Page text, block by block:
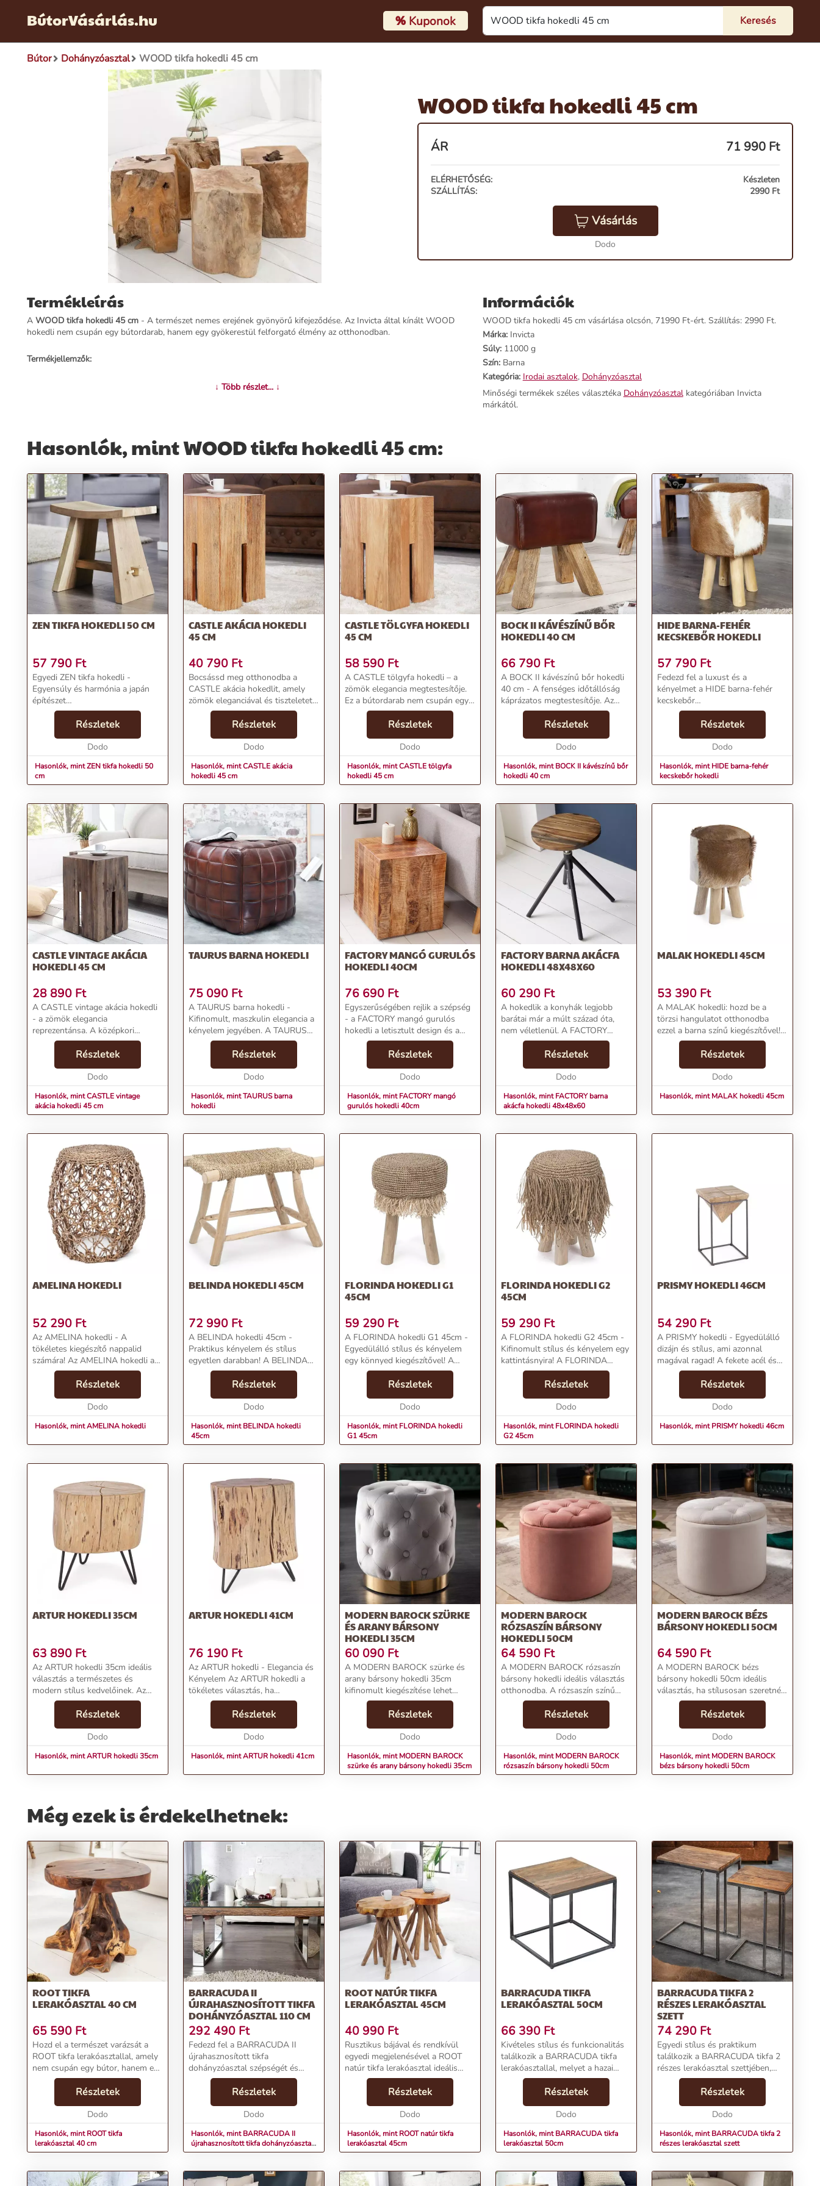
BútorVásárlás.hu %Kuponok
Bútor Dohányzóasztal WOOD tikfa hokedli 45 cm
WOOD tikfa hokedli 45 cm
ÁR 71 990 Ft
ELÉRHETŐSÉG:
Készleten
SZÁLLÍTÁS:
2990 Ft
Vásárlás
Dodo
Termékleírás
A WOOD tikfa hokedli 45 cm - A természet nemes erejének gyönyörű kifejeződése. Az Invicta által kínált WOOD
hokedli nem csupán egy bútordarab, hanem egy gyökerestül felforgató élmény az otthonodban.
Termékjellemzők:
Szín:Barna
Szállítási díj:2990 Ft
Előnyök:
Rusztikus esztétika:A kiszámíthatatlan rusztikusság egyedi és felejthetetlen szobabútorként jelenik meg.
Többfunkciós:Nemcsak lábtartóként, de egyedülálló dohányzóasztalként és dekorációként is szolgálhat.
Univerzális alkalmazhatóság:
Kiválóan illeszkedik a nappaliba, hálószobába, irodába vagy akár az előszobába.
Rendeld meg most, és engedd, hogy a WOOD tikfa hokedli új dimenzióba helyezze otthonodat, egy olyan helyre,
ahol a természetes szépség és funkcionalitás találkozik.
További információk>>
↓ Több részlet... ↓
Információk
WOOD tikfa hokedli 45 cm vásárlása olcsón, 71990 Ft-ért. Szállítás: 2990 Ft.
Márka:Invicta
Súly:11000 g
Szín:Barna
Kategória: Irodai asztalok, Dohányzóasztal
Minőségi termékek széles választéka Dohányzóasztalkategóriában Invicta
márkától.
Hasonlók, mint WOOD tikfa hokedli 45 cm:
ZEN TIKFA HOKEDLI 50 CM
57 790 Ft
Egyedi ZEN tikfa hokedli -
Egyensúly és harmónia a japán
építészet
jegyébenTermékjellemzők:Név:
ZEN tikfa hokedli 50 cmÁr: 49390
FtMárka: InvictaKategória: Fotel és
ülõkeTömeg: 9200 gSzín:
Részletek
Dodo
Hasonlók, mint ZEN tikfa hokedli 50
cm
CASTLE AKÁCIA HOKEDLI
45 CM
40 790 Ft
Bocsássd meg otthonodba a
CASTLE akácia hokedlit, amely
zömök eleganciával és tiszteletet
parancsoló jelenléttel rendelkezik.
A középkori bástyák szigorúságát
idéző homogén akácia felületet
Részletek
Dodo
Hasonlók, mint CASTLE akácia
hokedli 45 cm
CASTLE TÖLGYFA HOKEDLI
45 CM
58 590 Ft
A CASTLE tölgyfa hokedli – a
zömök elegancia megtestesítője.
Ez a bútordarab nem csupán egy
ülőalkalmatosság, hanem egy
középkori bástya erejét és stílusát
hozza el otthonodba. A homogén
Részletek
Dodo
Hasonlók, mint CASTLE tölgyfa
hokedli 45 cm
BOCK II KÁVÉSZÍNŰ BŐR
HOKEDLI 40 CM
66 790 Ft
A BOCK II kávészínű bőr hokedli
40 cm - A fenséges időtállóság
káprázatos megtestesítője. Az
Invicta márkával megérkezett
BOCK II hokedli a kortalan
elegancia és a kivételes kényelem
tökéletes szimbió...
Részletek
Dodo
Hasonlók, mint BOCK II kávészínű bőr
hokedli 40 cm
HIDE BARNA-FEHÉR
KECSKEBŐR HOKEDLI
57 790 Ft
Fedezd fel a luxust és a
kényelmet a HIDE barna-fehér
kecskebőr
hokedlivel!Termékjellemzők:Név:
HIDE barna-fehér kecskebőr
hokedliÁr: 49390 FtMárka:
InvictaKategória: Fotel és
Részletek
Dodo
Hasonlók, mint HIDE barna-fehér
kecskebőr hokedli
CASTLE VINTAGE AKÁCIA
HOKEDLI 45 CM
28 890 Ft
A CASTLE vintage akácia hokedli
- a zömök elegancia
reprezentánsa. A középkori
bástyák masszív volta és
tiszteletet parancsoló jelenléte
ihlette a CASTLE hokedlit. A
homogén akácia felület szigorú
Részletek
Dodo
Hasonlók, mint CASTLE vintage
akácia hokedli 45 cm
TAURUS BARNA HOKEDLI
75 090 Ft
A TAURUS barna hokedli -
Kifinomult, maszkulin elegancia a
kényelem jegyében. A TAURUS
hokedli nem csupán egy
ülőalkalmatosság, hanem
életstílus és tartósság
szimbóluma.Termékjellemzők:Név:
Részletek
Dodo
Hasonlók, mint TAURUS barna
hokedli
FACTORY MANGÓ GURULÓS
HOKEDLI 40CM
76 690 Ft
Egyszerűségében rejlik a szépség
- a FACTORY mangó gurulós
hokedli a letisztult design és a
természetes anyagok kedvelőinek
ideális választása. A közel kocka
formájú, mangófából készült
hokedli könnye...
Részletek
Dodo
Hasonlók, mint FACTORY mangó
gurulós hokedli 40cm
FACTORY BARNA AKÁCFA
HOKEDLI 48X48X60
60 290 Ft
A hokedlik a konyhák legjobb
barátai már a múlt század óta,
nem véletlenül. A FACTORY
HOKEDLI igazi multifunkciós
darab, ami a te lakásodból sem
hiányozhat. Elkészítésénél
különösen ügyeltek arra, hog...
Részletek
Dodo
Hasonlók, mint FACTORY barna
akácfa hokedli 48x48x60
MALAK HOKEDLI 45CM
53 390 Ft
A MALAK hokedli: hozd be a
törzsi hangulatot otthonodba
ezzel a barna színű kiegészítővel!
Vintage, skandináv és bohém
stílusokban otthonosan
mutat.Termékjellemzők:Név:
MALAK hokedli 45cmÁr: 57590
Részletek
Dodo
Hasonlók, mint MALAK hokedli 45cm
AMELINA HOKEDLI
52 290 Ft
Az AMELINA hokedli - A
tökéletes kiegészítő nappalid
számára! Az AMELINA hokedli a
kényelem és a dizájn tökéletes
összhangját hozza el otthonodba.
Natúr barna színe minden
környezetbe harmonikusan ill...
Részletek
Dodo
Hasonlók, mint AMELINA hokedli
BELINDA HOKEDLI 45CM
72 990 Ft
A BELINDA hokedli 45cm -
Praktikus kényelem és stílus
egyetlen darabban! A BELINDA
hokedli nem csupán egy
ülőalkalmatosság, hanem
egyedisége és stílusa miatt valódi
kiegészítője lehet otthonodnak.
Részletek
Dodo
Hasonlók, mint BELINDA hokedli
45cm
FLORINDA HOKEDLI G1
45CM
59 290 Ft
A FLORINDA hokedli G1 45cm -
Egyedülálló stílus és kényelem
egy könnyed kiegészítővel! A
FLORINDA hokedli nem csupán
egy ülőalkalmatosság, hanem egy
kifejezetten egyedi és
meghökkentően stílusos darab...
Részletek
Dodo
Hasonlók, mint FLORINDA hokedli
G1 45cm
FLORINDA HOKEDLI G2
45CM
59 290 Ft
A FLORINDA hokedli G2 45cm -
Kifinomult stílus és kényelem egy
kattintásnyira! A FLORINDA
hokedli nem csupán egy
ülőalkalmatosság, hanem egy
kifejezetten egyedi és
meghökkentően stílusos darab,
Részletek
Dodo
Hasonlók, mint FLORINDA hokedli
G2 45cm
PRISMY HOKEDLI 46CM
54 290 Ft
A PRISMY hokedli - Egyedülálló
dizájn és stílus, ami azonnal
magával ragad! A fekete acél és
natúr fenyő tökéletes harmóniája
visszafogott, mégis rendkívül
stílusos megjelenést kölcsönöz.
Részletek
Dodo
Hasonlók, mint PRISMY hokedli 46cm
ARTUR HOKEDLI 35CM
63 890 Ft
Az ARTUR hokedli 35cm ideális
választás a természetes és
modern stílus kedvelőinek. Az
akácfa és feketére fújt alacsony
hajtűlábak stílusosan illeszkednek
bármilyen színkombinációhoz,
tökéletes kiegés...
Részletek
Dodo
Hasonlók, mint ARTUR hokedli 35cm
ARTUR HOKEDLI 41CM
76 190 Ft
Az ARTUR hokedli - Elegancia és
Kényelem Az ARTUR hokedli a
tökéletes választás, ha
természetességet és kényelmet
szeretnél a nappalidba
csempészni. Az akácfa
természetes színe és feketére fújt
Részletek
Dodo
Hasonlók, mint ARTUR hokedli 41cm
MODERN BAROCK SZÜRKE
ÉS ARANY BÁRSONY
HOKEDLI 35CM
60 090 Ft
A MODERN BAROCK szürke és
arany bársony hokedli 35cm
kifinomult kiegészítése lehet
otthonodnak. A szürke szín
tekintélyt és nyugalmat sugároz, a
chesterfield stílus pedig
klasszikus eleganciát kölcsön...
Részletek
Dodo
Hasonlók, mint MODERN BAROCK
szürke és arany bársony hokedli 35cm
MODERN BAROCK
RÓZSASZÍN BÁRSONY
HOKEDLI 50CM
64 590 Ft
A MODERN BAROCK rózsaszín
bársony hokedli ideális választás
otthonodba. A rózsaszín színű
hokedli kellemes hangulatot
teremt, és remekül kombinálható
a világosabb színekkel. A levehető
ülés lehetősége...
Részletek
Dodo
Hasonlók, mint MODERN BAROCK
rózsaszín bársony hokedli 50cm
MODERN BAROCK BÉZS
BÁRSONY HOKEDLI 50CM
64 590 Ft
A MODERN BAROCK bézs
bársony hokedli 50cm ideális
választás, ha stílusosan szeretnéd
feldobni otthonod. A bézs színű
kárpitozás kellemesen harmonizál
a világosabb színekkel, és a
klasszikus chesterfie...
Részletek
Dodo
Hasonlók, mint MODERN BAROCK
bézs bársony hokedli 50cm
Még ezek is érdekelhetnek:
ROOT TIKFA
LERAKÓASZTAL 40 CM
65 590 Ft
Hozd el a természet varázsát a
ROOT tikfa lerakóasztallal, amely
nem csupán egy bútor, hanem egy
valódi műalkotás a nappalid
számára! A következőkben
összefoglaljuk a főbb
termékjellemzőket és előnyök...
Részletek
Dodo
Hasonlók, mint ROOT tikfa
lerakóasztal 40 cm
BARRACUDA II
ÚJRAHASZNOSÍTOTT TIKFA
DOHÁNYZÓASZTAL 110 CM
292 490 Ft
Fedezd fel a BARRACUDA II
újrahasznosított tikfa
dohányzóasztal szépségét és
funkcionalitását! Ez a lenyűgöző
bútordarab a csodálatosan
újrahasznosított teakfából készült,
enyhén rusztikus felülettel,...
Részletek
Dodo
Hasonlók, mint BARRACUDA II
újrahasznosított tikfa dohányzóasztal
110 cm
ROOT NATÚR TIKFA
LERAKÓASZTAL 45CM
40 990 Ft
Rusztikus bájával és rendkívül
egyedi megjelenésével a ROOT
natúr tikfa lerakóasztal ideális
választás, ha otthonodba
szeretnél természetes hangulatot
vinni. Kézzel készített tömör
tikfából, ez a 45 c...
Részletek
Dodo
Hasonlók, mint ROOT natúr tikfa
lerakóasztal 45cm
BARRACUDA TIKFA
LERAKÓASZTAL 50CM
66 390 Ft
Kivételes stílus és funkcionalitás
találkozik a BARRACUDA tikfa
lerakóasztallal, melyet a hazai
Invicta márkától szerezheted be.
Ez a tömör tikkfából készült
dohányzóasztal nem csupán egy
Részletek
Dodo
Hasonlók, mint BARRACUDA tikfa
lerakóasztal 50cm
BARRACUDA TIKFA 2
RÉSZES LERAKÓASZTAL
SZETT
74 290 Ft
Egyedi stílus és praktikum
találkozik a BARRACUDA tikfa 2
részes lerakóasztal szettjében,
melyet az Invicta márkától
kínálunk. A természetes tikfa
lapok nyers érzetet kölcsönöznek,
miközben az egyedi ...
Részletek
Dodo
Hasonlók, mint BARRACUDA tikfa 2
részes lerakóasztal szett